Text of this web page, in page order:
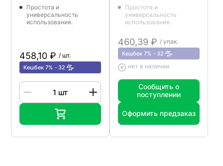
Простота и
универсальность
использования.
458,10 ₽ / шт.
Кешбек 7% 32
Простота и
универсальность
использования.
460,39 ₽ / упак.
Кешбек 7% 32
нет в наличии
Сообщить о
поступлении
Оформить предзаказ